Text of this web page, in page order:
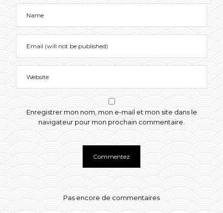
Enregistrer mon nom, mon e-mail et mon site dans le
navigateur pour mon prochain commentaire.
Pas encore de commentaires